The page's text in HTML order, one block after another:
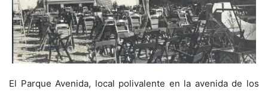
El Parque Avenida, local polivalente en la avenida de los